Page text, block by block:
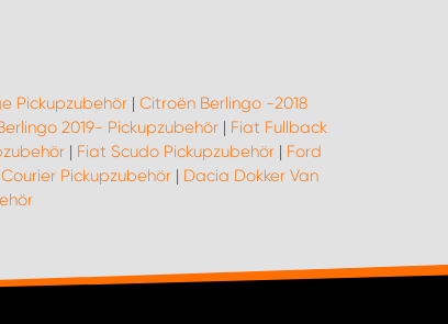
Pickupzubehör| Citroën Berlingo -2018
2019- Pickupzubehör| Fiat Fullback
| Fiat Scudo Pickupzubehör | Ford
Pickupzubehör| Dacia Dokker Van